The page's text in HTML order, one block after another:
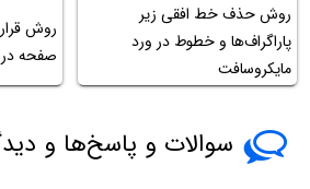
روش حذف خط افقی زیر
پاراگراف‌ها و خطوط در ورد
مایکروسافت
روش
صفحه در Word
سوالات و پاسخ‌ها و